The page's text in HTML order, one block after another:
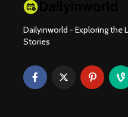
Dailyinworld - Exploring the
Stories